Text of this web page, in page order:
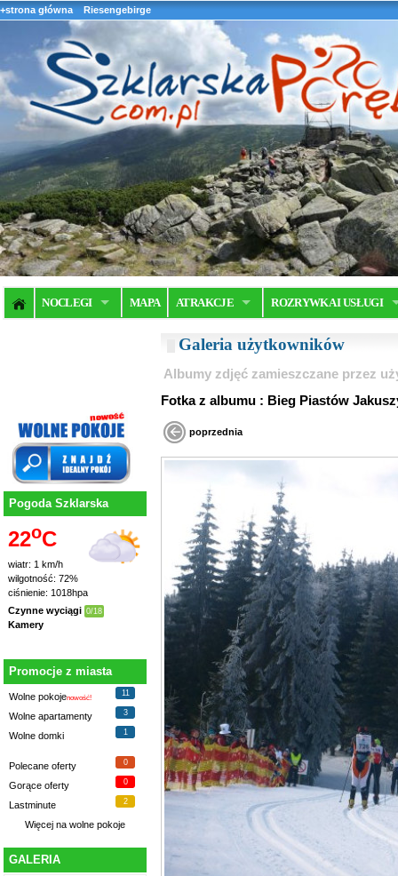
+strona główna Riesengebirge
NOCLEGI MAPA ATRAKCJE ROZRYWKA I USŁUGI
Pogoda Szklarska
22oC
wiatr: 1 km/h
wilgotność: 72%
ciśnienie: 1018hpa
Czynne wyciągi 0/18
Kamery
Promocje z miasta
Wolne pokojenowość!
11
Wolne apartamenty 3
Wolne domki 1
Polecane oferty 0
Gorące oferty 0
Lastminute 2
Więcej na wolne pokoje
GALERIA
Galeria użytkowników
Albumy zdjęć zamieszczane przez
Fotka z albumu : Bieg Piastów
poprzednia